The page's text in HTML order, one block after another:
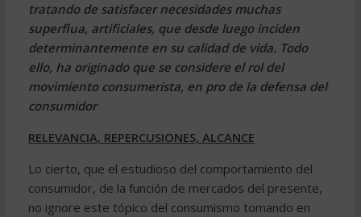
tratando de satisfacer necesidades muchas
superflua, artificiales, que desde luego inciden
determinantemente en su calidad de vida. Todo
ello, ha originado que se considere el rol del
movimiento consumerista, en pro de la defensa del
consumidor
RELEVANCIA, REPERCUSIONES, ALCANCE
Lo cierto, que el estudioso del comportamiento del
consumidor, de la función de mercados del presente,
no ignore este tópico del consumismo tomando en